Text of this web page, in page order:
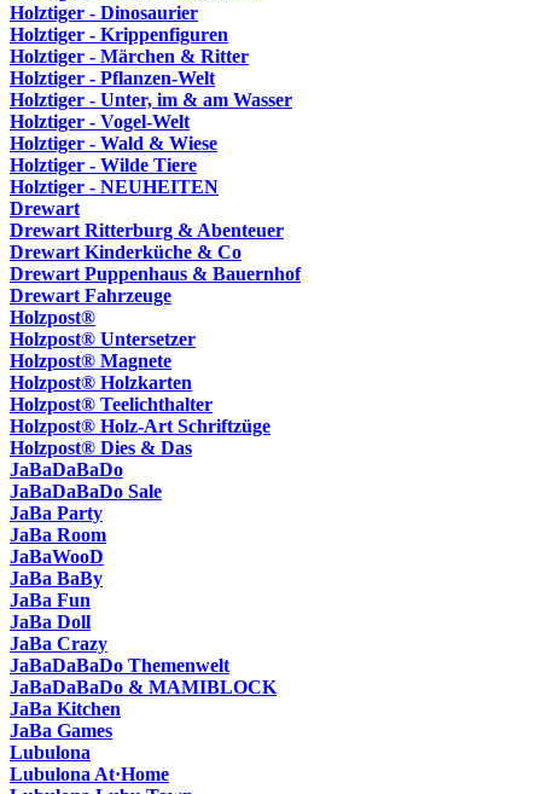
Holztiger - Dinosaurier
Holztiger - Krippenfiguren
Holztiger - Märchen & Ritter
Holztiger - Pflanzen-Welt
Holztiger - Unter, im & am Wasser
Holztiger - Vogel-Welt
Holztiger - Wald & Wiese
Holztiger - Wilde Tiere
Holztiger - NEUHEITEN
Drewart
Drewart Ritterburg & Abenteuer
Drewart Kinderküche & Co
Drewart Puppenhaus & Bauernhof
Drewart Fahrzeuge
Holzpost®
Holzpost® Untersetzer
Holzpost® Magnete
Holzpost® Holzkarten
Holzpost® Teelichthalter
Holzpost® Holz-Art Schriftzüge
Holzpost® Dies & Das
JaBaDaBaDo
JaBaDaBaDo Sale
JaBa Party
JaBa Room
JaBaWooD
JaBa BaBy
JaBa Fun
JaBa Doll
JaBa Crazy
JaBaDaBaDo Themenwelt
JaBaDaBaDo & MAMIBLOCK
JaBa Kitchen
JaBa Games
Lubulona
Lubulona At·Home